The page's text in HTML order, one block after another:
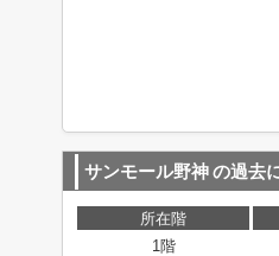
サンモール野神の過去
所在階
1階